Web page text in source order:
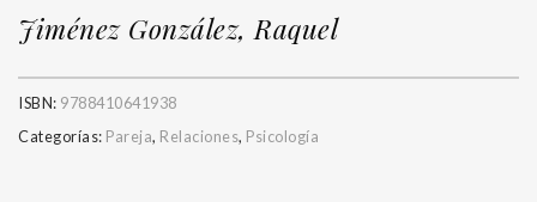
Jiménez González, Raquel
ISBN: 9788410641938
Categorías: Pareja, Relaciones, Psicología